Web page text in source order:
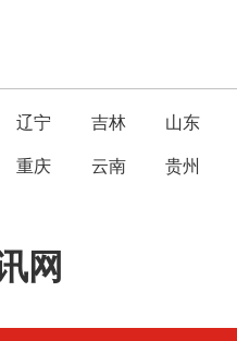
辽宁 吉林 山东
重庆 云南 贵州
网